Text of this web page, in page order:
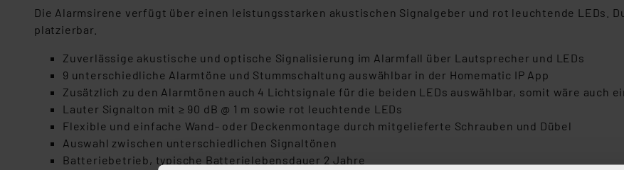
Die Alarmsirene verfügt über einen leistungsstarken akustischen Signalgeber und rot leuchtende LEDs.
platzierbar.
Zuverlässige akustische und optische Signalisierung im Alarmfall über Lautsprecher und LEDs
9 unterschiedliche Alarmtöne und Stummschaltung auswählbar in der Homematic IP App
Zusätzlich zu den Alarmtönen auch 4 Lichtsignale für die beiden LEDs auswählbar, somit wäre auch
Lauter Signalton mit ≥ 90 dB @ 1 m sowie rot leuchtende LEDs
Flexible und einfache Wand- oder Deckenmontage durch mitgelieferte Schrauben und Dübel
Auswahl zwischen unterschiedlichen Signaltönen
Batteriebetrieb, typische Batterielebensdauer 2 Jahre